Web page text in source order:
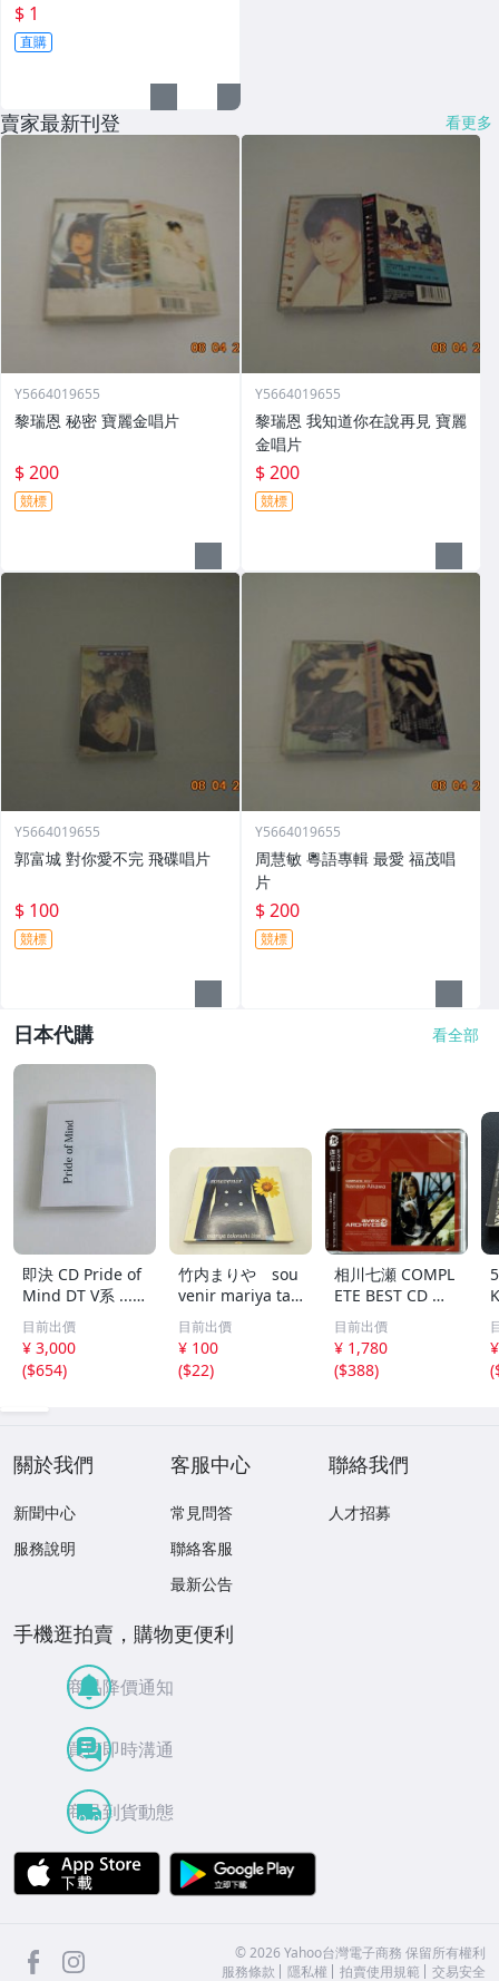
$ 1
直購
賣家最新刊登 看更多
Y5664019655
黎瑞恩 秘密 寶麗金唱片
$ 200
競標
Y5664019655
黎瑞恩 我知道你在說再見 寶麗
金唱片
$ 200
競標
Y5664019655
郭富城 對你愛不完 飛碟唱片
$ 100
競標
Y5664019655
周慧敏 粵語專輯 最愛 福茂唱
片
$ 200
競標
日本代購 看全部
即決 CD Pride of
Mind DT V系 ......
プライド・オブ・
マインド プライ
ドオブマインド
...VV...
目前出價
¥ 3,000
($654)
竹内まりや sou
venir mariya tak
euchi live
目前出價
¥ 100
($22)
相川七瀬 COMPL
ETE BEST CD コ
ンプリートベスト
目前出價
¥ 1,780
($388)
/
(
關於我們
新聞中心
服務說明
客服中心
常見問答
聯絡客服
最新公告
聯絡我們
人才招募
手機逛拍賣，購物更便利
商品降價通知
買賣即時溝通
商品到貨動態
APP Store
facebook ©2026 Yahoo台灣電子商務 保留所有權利
服務條款
隱私權 拍賣使用規範 交易安全